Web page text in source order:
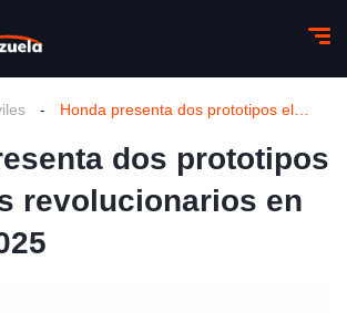
-
dos prototipos
revolucionarios en